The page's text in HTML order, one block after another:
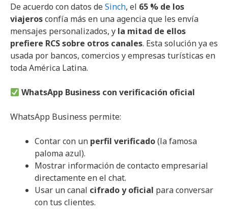
De acuerdo con datos deSinch, el 65 % de los
viajerosconfía más en una agencia que les envía
mensajes personalizados, y la mitad de ellos
prefiere RCS sobre otros canales. Esta solución ya es
usada por bancos, comercios y empresas turísticas en
toda América Latina.
WhatsApp Business con verificación oficial
WhatsApp Business permite:
Contar con un perfil verificado(la famosa
paloma azul).
Mostrar información de contacto empresarial
directamente en el chat.
Usar un canal cifrado y oficial para conversar
con tus clientes.